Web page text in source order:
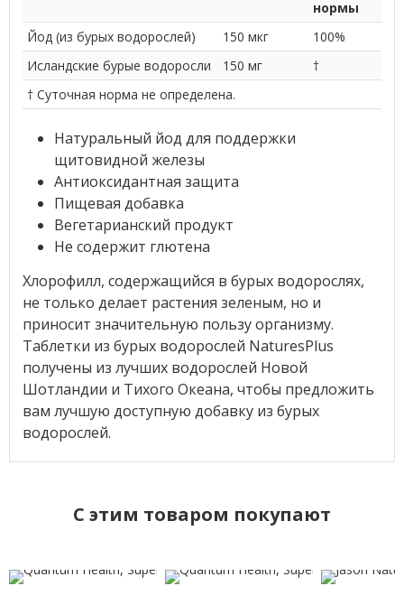
нормы
Йод (из бурых водорослей)
150 мкг
100%
Исландские бурые водоросли
150 мг
†
† Суточная норма не определена.
Натуральный йод для поддержки
щитовидной железы
Антиоксидантная защита
Пищевая добавка
Вегетарианский продукт
Не содержит глютена
Хлорофилл, содержащийся в бурых водорослях,
не только делает растения зеленым, но и
приносит значительную пользу организму.
Таблетки из бурых водорослей NaturesPlus
получены из лучших водорослей Новой
Шотландии и Тихого Океана, чтобы предложить
вам лучшую доступную добавку из бурых
водорослей.
C этим товаром покупают